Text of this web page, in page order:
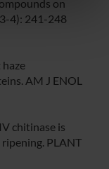
dei dati web,
combinarle
on
4): 241-248
AM J ENOL
chitinase is
PLANT